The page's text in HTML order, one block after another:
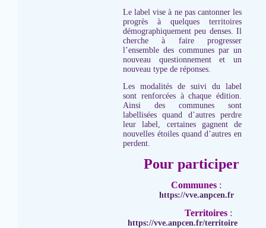
Le label vise à ne pas cantonner les
progrès à quelques territoires
démographiquement peu denses. Il
cherche à faire progresser
l’ensemble des communes par un
nouveau questionnement et un
nouveau type de réponses.
Les modalités de suivi du label
sont renforcées à chaque édition.
Ainsi des communes sont
labellisées quand d’autres perdre
leur label, certaines gagnent de
nouvelles étoiles quand d’autres en
perdent.
Pour participer
Communes :
https://vve.anpcen.fr
Territoires :
https://vve.anpcen.fr/territoire